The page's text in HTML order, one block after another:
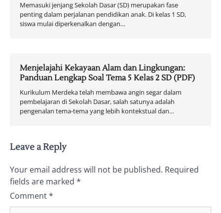
Memasuki jenjang Sekolah Dasar (SD) merupakan fase
penting dalam perjalanan pendidikan anak. Di kelas 1 SD,
siswa mulai diperkenalkan dengan…
Menjelajahi Kekayaan Alam dan Lingkungan:
Panduan Lengkap Soal Tema 5 Kelas 2 SD (PDF)
Kurikulum Merdeka telah membawa angin segar dalam
pembelajaran di Sekolah Dasar, salah satunya adalah
pengenalan tema-tema yang lebih kontekstual dan…
Leave a Reply
Your email address will not be published. Required
fields are marked *
Comment*